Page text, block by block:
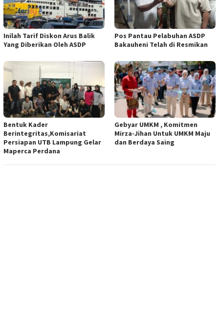
Inilah Tarif Diskon Arus Balik
Yang Diberikan Oleh ASDP
Pos Pantau Pelabuhan ASDP
Bakauheni Telah di Resmikan
Bentuk Kader
Berintegritas,Komisariat
Persiapan UTB Lampung Gelar
Maperca Perdana
Gebyar UMKM , Komitmen
Mirza-Jihan Untuk UMKM Maju
dan Berdaya Saing